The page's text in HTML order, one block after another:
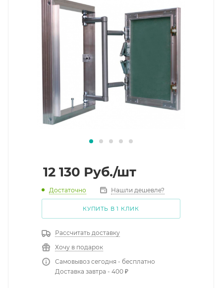
12 130 Руб./шт
Достаточно Нашли дешевле?
КУПИТЬ В 1 КЛИК
Рассчитать доставку
Хочу в подарок
Самовывоз сегодня - бесплатно
Доставка завтра - 400 ₽